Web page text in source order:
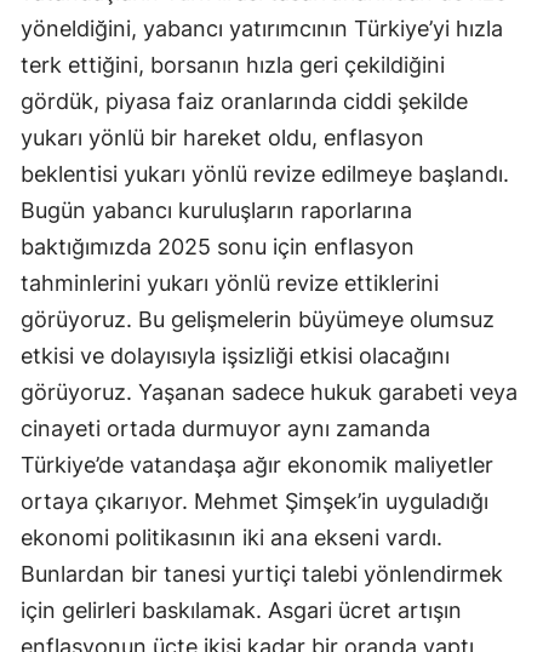
yöneldiğini, yabancı yatırımcının Türkiye’yi hızla
terk ettiğini, borsanın hızla geri çekildiğini
gördük, piyasa faiz oranlarında ciddi şekilde
yukarı yönlü bir hareket oldu, enflasyon
beklentisi yukarı yönlü revize edilmeye başlandı.
Bugün yabancı kuruluşların raporlarına
baktığımızda 2025 sonu için enflasyon
tahminlerini yukarı yönlü revize ettiklerini
görüyoruz. Bu gelişmelerin büyümeye olumsuz
etkisi ve dolayısıyla işsizliği etkisi olacağını
görüyoruz. Yaşanan sadece hukuk garabeti veya
cinayeti ortada durmuyor aynı zamanda
Türkiye’de vatandaşa ağır ekonomik maliyetler
ortaya çıkarıyor. Mehmet Şimşek’in uyguladığı
ekonomi politikasının iki ana ekseni vardı.
Bunlardan bir tanesi yurtiçi talebi yönlendirmek
için gelirleri baskılamak. Asgari ücret artışın
enflasyonun üçte ikisi kadar bir oranda yaptı,